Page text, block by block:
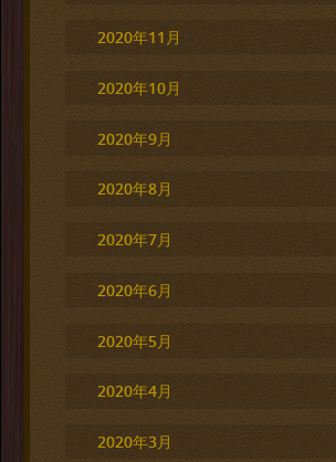
2020年11月
2020年10月
2020年9月
2020年8月
2020年7月
2020年6月
2020年5月
2020年4月
2020年3月